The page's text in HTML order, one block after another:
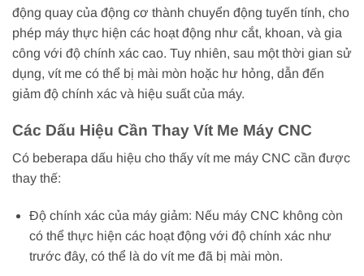
động quay của động cơ thành chuyển động tuyến tính, cho
phép máy thực hiện các hoạt động như cắt, khoan, và gia
công với độ chính xác cao. Tuy nhiên, sau một thời gian sử
dụng, vít me có thể bị mài mòn hoặc hư hỏng, dẫn đến
giảm độ chính xác và hiệu suất của máy.
Các Dấu Hiệu Cần Thay Vít Me Máy CNC
Có beberapa dấu hiệu cho thấy vít me máy CNC cần được
thay thế:
Độ chính xác của máy giảm: Nếu máy CNC không còn
có thể thực hiện các hoạt động với độ chính xác như
trước đây, có thể là do vít me đã bị mài mòn.